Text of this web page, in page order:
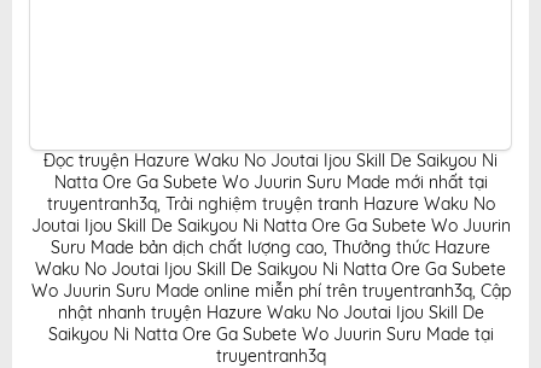
Đọc truyện Hazure Waku No Joutai Ijou Skill De Saikyou Ni
Natta Ore Ga Subete Wo Juurin Suru Made mới nhất tại
truyentranh3q, Trải nghiệm truyện tranh Hazure Waku No
Joutai Ijou Skill De Saikyou Ni Natta Ore Ga Subete Wo Juurin
Suru Made bản dịch chất lượng cao, Thưởng thức Hazure
Waku No Joutai Ijou Skill De Saikyou Ni Natta Ore Ga Subete
Wo Juurin Suru Made online miễn phí trên truyentranh3q, Cập
nhật nhanh truyện Hazure Waku No Joutai Ijou Skill De
Saikyou Ni Natta Ore Ga Subete Wo Juurin Suru Made tại
truyentranh3q